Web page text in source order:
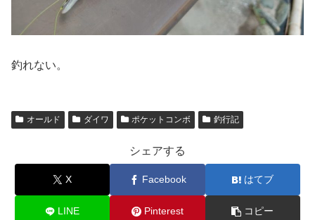
釣れない。
オールド ダイワ ポケットコンボ 釣行記
シェアする
X Facebook はてブ
LINE Pinterest コピー